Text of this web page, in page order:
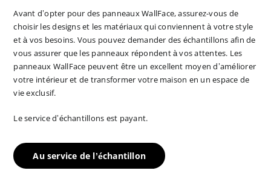
Avant d’opter pour des panneaux WallFace, assurez-vous de
choisir les designs et les matériaux qui conviennent à votre style
et à vos besoins. Vous pouvez demander des échantillons afin de
vous assurer que les panneaux répondent à vos attentes. Les
panneaux WallFace peuvent être un excellent moyen d’améliorer
votre intérieur et de transformer votre maison en un espace de
vie exclusif.
Le service d’échantillons est payant.
Au service de l’échantillon